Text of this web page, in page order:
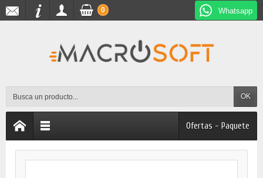
Whatsapp
OK
0
Ofertas - Paquete